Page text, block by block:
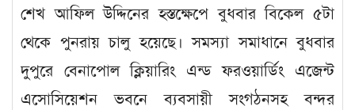
শেখ আফিল উদ্দিনের হস্তক্ষেপে বুধবার বিকেল ৫টা
থেকে পুনরায় চালু হয়েছে। সমস্যা সমাধানে বুধবার
দুপুরে বেনাপোল ক্লিয়ারিং এন্ড ফরওয়ার্ডিং এজেন্ট
এসোসিয়েশন ভবনে ব্যবসায়ী সংগঠনসহ বন্দর